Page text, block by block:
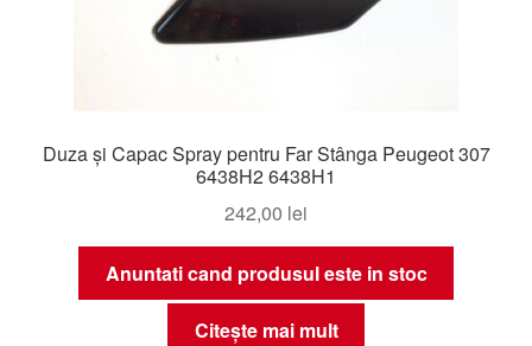
Duza și Capac Spray pentru Far Stânga Peugeot 307
6438H2 6438H1
242,00 lei
Anuntati cand produsul este in stoc
Citește mai mult